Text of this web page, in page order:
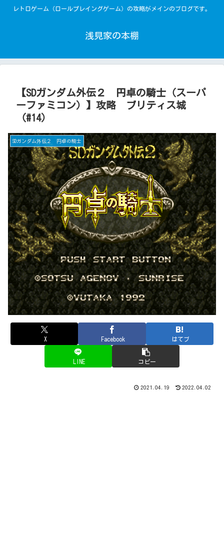
レトロゲーム（ロールプレイングゲーム）の攻略がメインのブログです。
浅見家の本棚
【SDガンダム外伝２ 円卓の騎士（スーパ
ーファミコン）】攻略 ブリティス城
（#14）
SDガンダム外伝２ 円卓の騎士
X Facebook はてブ
LINE コピー
2021.04.19 2022.04.02